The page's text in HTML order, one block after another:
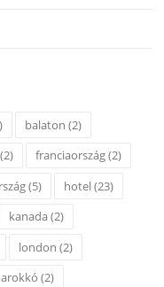
balaton (2)
(2) franciaország(2)
(5) hotel(23)
kanada(2)
london (2)
(2)